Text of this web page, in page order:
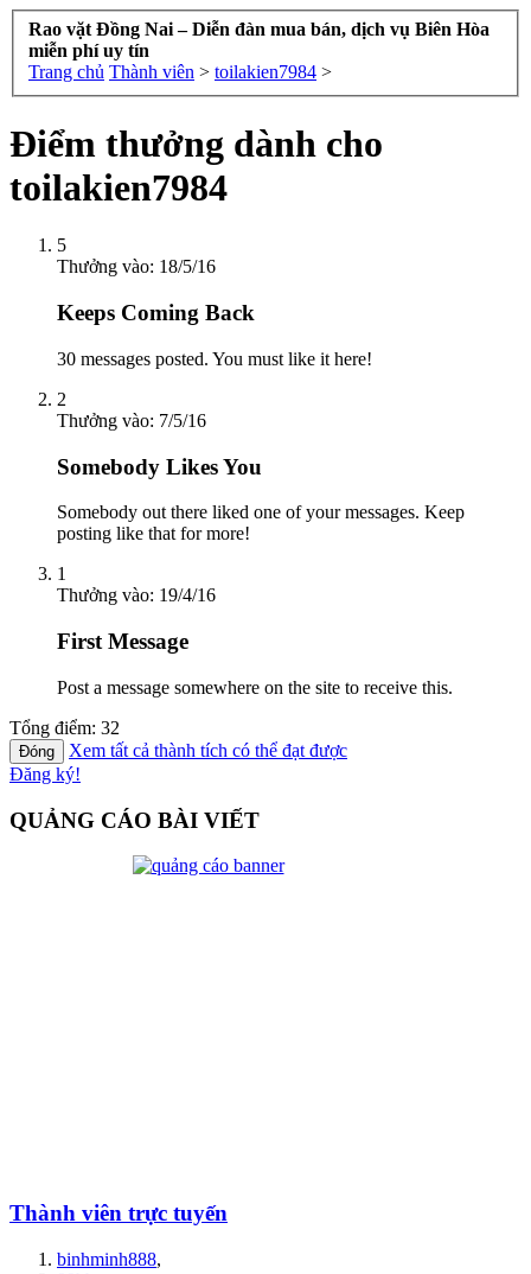
Rao vặt Đồng Nai – Diễn đàn mua bán, dịch vụ Biên Hòa
miễn phí uy tín
Trang chủ Thành viên > toilakien7984 >
Điểm thưởng dành cho
toilakien7984
5
Thưởng vào: 18/5/16
Keeps Coming Back
30 messages posted. You must like it here!
2
Thưởng vào: 7/5/16
Somebody Likes You
Somebody out there liked one of your messages. Keep
posting like that for more!
1
Thưởng vào: 19/4/16
First Message
Post a message somewhere on the site to receive this.
Tổng điểm: 32
Xem tất cả thành tích có thể đạt được
Đăng ký!
QUẢNG CÁO BÀI VIẾT
Thành viên trực tuyến
binhminh888,